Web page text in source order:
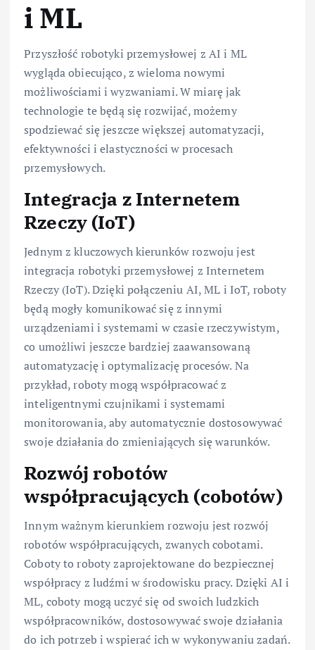
i ML
Przyszłość robotyki przemysłowej z AI i ML
wygląda obiecująco, z wieloma nowymi
możliwościami i wyzwaniami. W miarę jak
technologie te będą się rozwijać, możemy
spodziewać się jeszcze większej automatyzacji,
efektywności i elastyczności w procesach
przemysłowych.
Integracja z Internetem
Rzeczy (IoT)
Jednym z kluczowych kierunków rozwoju jest
integracja robotyki przemysłowej z Internetem
Rzeczy (IoT). Dzięki połączeniu AI, ML i IoT, roboty
będą mogły komunikować się z innymi
urządzeniami i systemami w czasie rzeczywistym,
co umożliwi jeszcze bardziej zaawansowaną
automatyzację i optymalizację procesów. Na
przykład, roboty mogą współpracować z
inteligentnymi czujnikami i systemami
monitorowania, aby automatycznie dostosowywać
swoje działania do zmieniających się warunków.
Rozwój robotów
współpracujących (cobotów)
Innym ważnym kierunkiem rozwoju jest rozwój
robotów współpracujących, zwanych cobotami.
Coboty to roboty zaprojektowane do bezpiecznej
współpracy z ludźmi w środowisku pracy. Dzięki AI i
ML, coboty mogą uczyć się od swoich ludzkich
współpracowników, dostosowywać swoje działania
do ich potrzeb i wspierać ich w wykonywaniu zadań.